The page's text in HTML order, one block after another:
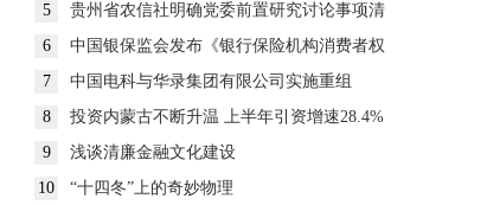
5
贵州省农信社明确党委前置研究讨论事项清
单推动企业决策高效运转
6
中国银保监会发布《银行保险机构消费者权
益保护监管评价办法》
7
中国电科与华录集团有限公司实施重组
8
投资内蒙古不断升温 上半年引资增速28.4%
9
浅谈清廉金融文化建设
10
“十四冬”上的奇妙物理